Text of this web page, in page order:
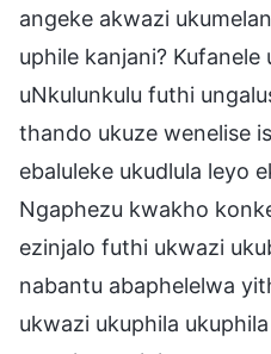
angeke akwazi
uphile kanjani?
uNkulunkulu futhi
thando ukuze wenelise
ebaluleke ukudlula leyo
Ngaphezu kwakho
ezinjalo futhi ukwazi
nabantu abaphelelwa
ukwazi ukuphila